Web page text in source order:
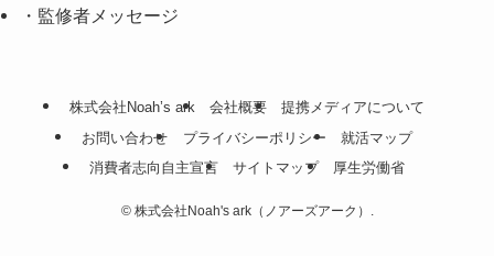
・ 監修者メッセージ
株式会社Noah’s ark 会社概要
提携メディアについて
お問い合わせ
プライバシーポリシー
就活マップ
消費者志向自主宣言
サイトマップ 厚生労働省
©株式会社Noah's ark（ノアーズアーク）.